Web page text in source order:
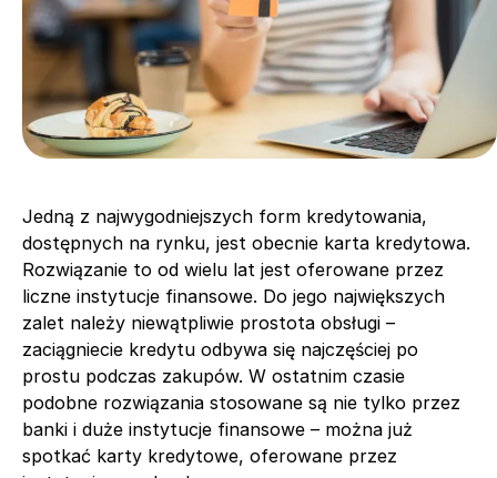
Jedną z najwygodniejszych form kredytowania,
dostępnych na rynku, jest obecnie karta kredytowa.
Rozwiązanie to od wielu lat jest oferowane przez
liczne instytucje finansowe. Do jego największych
zalet należy niewątpliwie prostota obsługi –
zaciągniecie kredytu odbywa się najczęściej po
prostu podczas zakupów. W ostatnim czasie
podobne rozwiązania stosowane są nie tylko przez
banki i duże instytucje finansowe – można już
spotkać karty kredytowe, oferowane przez